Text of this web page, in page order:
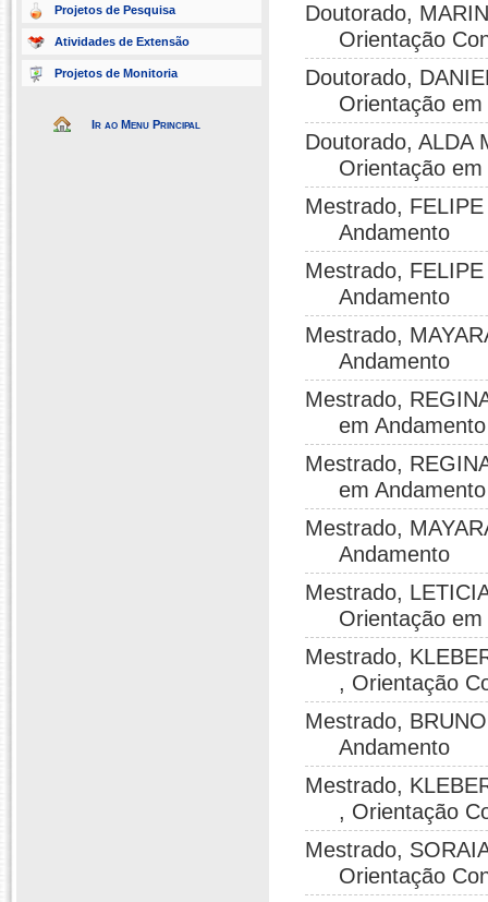
Projetos de Pesquisa
Atividades de Extensão
Projetos de Monitoria
Ir ao Menu Principal
Doutorado,
Orientação
Doutorado,
Orientação
Doutorado, ALDA
Orientação
Mestrado,
Andamento
Mestrado,
Andamento
Mestrado,
Andamento
Mestrado,
em Andamento
Mestrado,
em Andamento
Mestrado,
Andamento
Mestrado,
Orientação
Mestrado,
, Orientação
Mestrado,
Andamento
Mestrado,
, Orientação
Mestrado,
Orientação